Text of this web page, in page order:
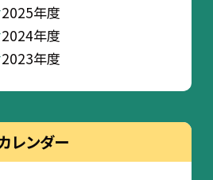
2025年度
2024年度
2023年度
レンダー